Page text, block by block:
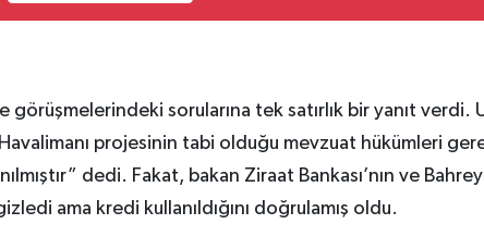
görüşmelerindeki sorularına tek satırlık bir yanıt verdi.
Havalimanı projesinin tabi olduğu mevzuat hükümleri
dedi. Fakat, bakan Ziraat Bankası’nın ve
ama kredi kullanıldığını doğrulamış oldu.